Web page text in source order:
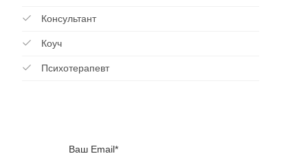
Консультант
Коуч
Психотерапевт